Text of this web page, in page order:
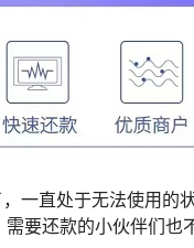
一直处于无法使用的
要还款的小伙伴们也